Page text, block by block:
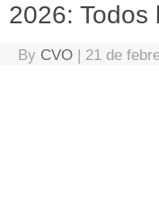
2026: Todos
By CVO | 21 de